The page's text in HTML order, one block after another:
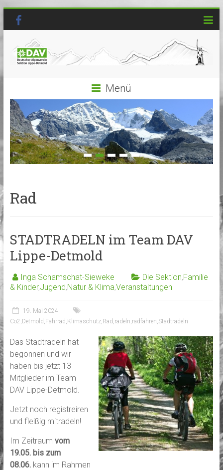
Menü
Rad
STADTRADELN im Team DAV
Lippe-Detmold
Inga Schamschat-Sieweke Die Sektion,Familie
& Kinder,Jugend,Natur & Klima,Veranstaltungen
19. Mai 2024
Co2 Detmold Fahrrad Klimaschutz, Rad radeln radfahren Stadtradeln
Das Stadtradeln hat
begonnen und wir
haben bis jetzt 13
Mitglieder im Team
DAV Lippe-Detmold.
Jetzt noch registreiren
und fleißig mitradeln!
Im Zeitraum vom
19.05. bis zum
08.06. kann im Rahmen